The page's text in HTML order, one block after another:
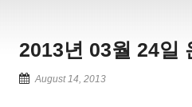
2013년 03월 24일
August 14, 2013